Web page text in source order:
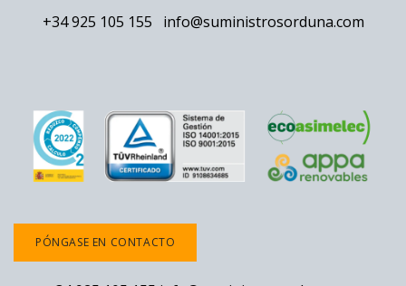
+34 925 105 155
info@suministrosorduna.com
PÓNGASE EN CONTACTO